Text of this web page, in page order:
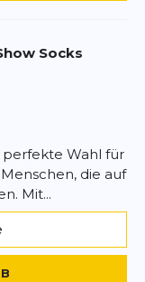
Socks
perfekte Wahl für
die auf
Mit...